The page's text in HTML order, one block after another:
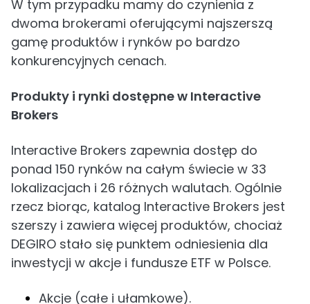
W tym przypadku mamy do czynienia z
dwoma brokerami oferującymi najszerszą
gamę produktów i rynków po bardzo
konkurencyjnych cenach.
Produkty i rynki dostępne w Interactive
Brokers
Interactive Brokers zapewnia dostęp do
ponad 150 rynków na całym świecie w 33
lokalizacjach i 26 różnych walutach. Ogólnie
rzecz biorąc, katalog Interactive Brokers jest
szerszy i zawiera więcej produktów, chociaż
DEGIRO stało się punktem odniesienia dla
inwestycji w akcje i fundusze ETF w Polsce.
Akcje (całe i ułamkowe).